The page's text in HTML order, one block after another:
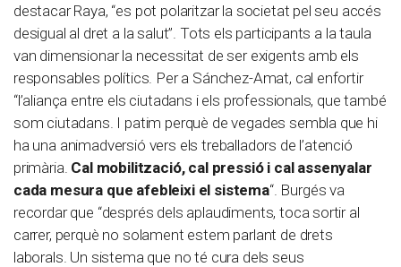
destacar Raya, “es pot polaritzar la societat pel seu accés
desigual al dret a la salut”. Tots els participants a la taula
van dimensionar la necessitat de ser exigents amb els
responsables polítics. Per a Sánchez-Amat, cal enfortir
“l’aliança entre els ciutadans i els professionals, que també
som ciutadans. I patim perquè de vegades sembla que hi
ha una animadversió vers els treballadors de l’atenció
primària. Cal mobilització, cal pressió i cal assenyalar
cada mesura que afebleixi el sistema“. Burgés va
recordar que “després dels aplaudiments, toca sortir al
carrer, perquè no solament estem parlant de drets
laborals. Un sistema que no té cura dels seus